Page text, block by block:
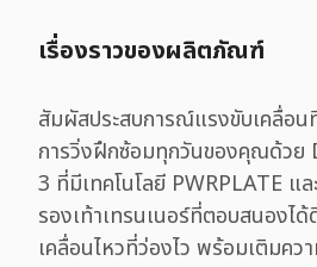
เรื่องราวของผลิตภัณฑ์
สัมผัสประสบการณ์แรงขับเคลื่อน
การวิ่งฝึกซ้อมทุกวันของคุณด้ว
3 ที่มีเทคโนโลยี PWRPLATE แ
รองเท้าเทรนเนอร์ที่ตอบสนองได้
เคลื่อนไหวที่ว่องไว พร้อมเติมคว